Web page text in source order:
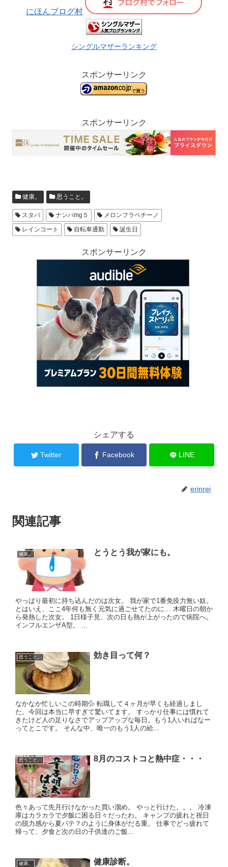
にほんブログ村
シングルマザーランキング
スポンサーリンク
スポンサーリンク
健康。 思うこと。
スタバ ナンバmg５
メロンフラペチーノ
レインコート
自転車通勤 誕生日
スポンサーリンク
シェアする
Twitter Facebook LINE
erinrei
関連記事
健康。 とうとう我が家にも。
やっぱり最初に持ち込んだのは次女。 我が家で1番免疫力無い奴。
とはいえ、ここ4年何も無く元気に過ごせてたのに… 木曜日の朝か
ら発熱した次女。 1日様子見、次の日も熱が上がったので病院へ。
インフルエンザA型。 ...
思うこと。 効き目って何？
なかなか忙しいこの時期💦 転職して４ヶ月が早くも経過しまし
た。今回は本当に早すぎて驚いてます。 すっかり仕事には慣れて
きたけど人の足りなさでアップアップな毎日。もう1人いればなー
ってとこです。 そんな中、唯一のもう1人の給...
思うこと。 8月のコストコと熱中症・・・
色々あって先月行けなかった買い溜め。 やっと行けた。。。 冷凍
庫はカラカラで夕飯に困る日々だったわ。 キャンプの疲れと祝日
の脱力感から夏バテ？のように身体がだる重。 仕事でどっ疲れて
帰って、夕食と次の日の子供達のご飯...
健康。 健康診断。